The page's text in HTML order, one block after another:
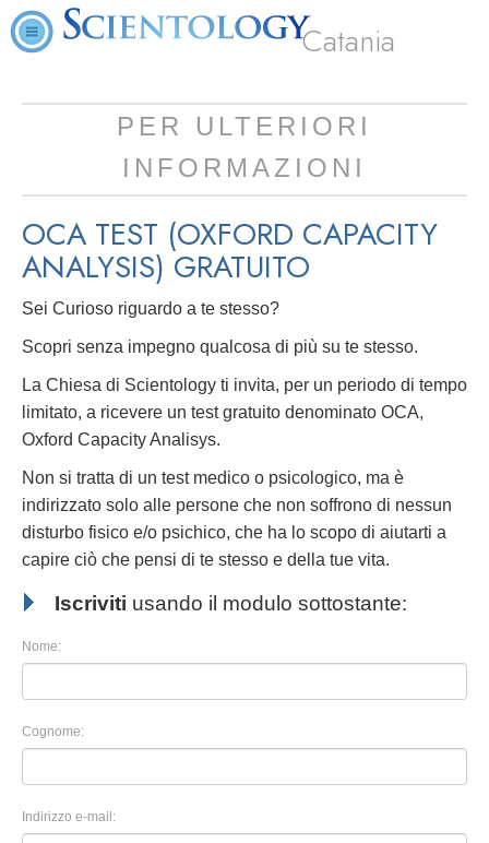
Catania
PER ULTERIORI
INFORMAZIONI
OCA TEST (OXFORD CAPACITY
ANALYSIS) GRATUITO
Sei Curioso riguardo a te stesso?
Scopri senza impegno qualcosa di più su te stesso.
La Chiesa di Scientology ti invita, per un periodo di tempo
limitato, a ricevere un test gratuito denominato OCA,
Oxford Capacity Analisys.
Non si tratta di un test medico o psicologico, ma è
indirizzato solo alle persone che non soffrono di nessun
disturbo fisico e/o psichico, che ha lo scopo di aiutarti a
capire ciò che pensi di te stesso e della tue vita.
Iscriviti usando il modulo sottostante:
Nome:
Cognome:
Indirizzo e-mail: